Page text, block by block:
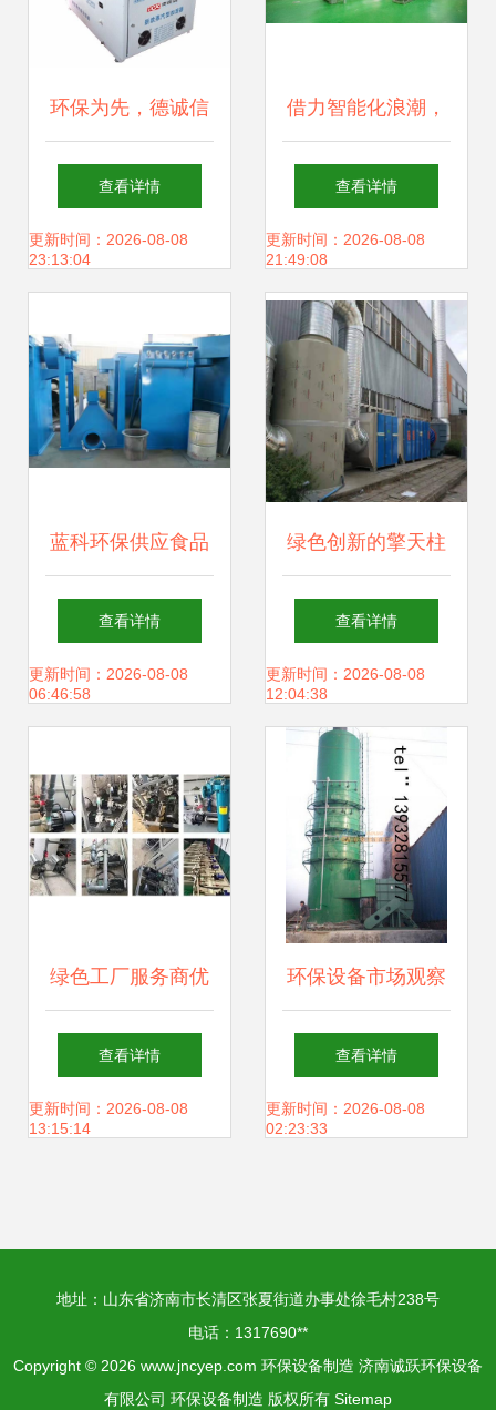
环保为先，德诚信
无尘车间加湿机 品
质与价格兼得的空
查看详情
更新时间：2026-08-08
23:13:04
借力智能化浪潮，
七亿投建酱油生产
基地落成 卡夫亨氏
的中国本土化新布
局
查看详情
更新时间：2026-08-08
21:49:08
蓝科环保供应食品
车间脉冲单机布袋
收尘器 吸尘罩袋除
分析
查看详情
更新时间：2026-08-08
06:46:58
绿色创新的擎天柱
浙江温州光氧活性
炭一体机助力环保
新时代
查看详情
更新时间：2026-08-08
12:04:38
绿色工厂服务商优
秀案例展示 美宝环
保的耐腐蚀泵与化
查看详情
更新时间：2026-08-08
13:15:14
环保设备市场观察
锅炉除尘净化塔各
地价格及选购指南
查看详情
更新时间：2026-08-08
02:23:33
地址：山东省济南市长清区张夏街道办事处徐毛村238号
电话：1317690**
Copyright © 2026 www.jncyep.com 环保设备制造 济南诚跃环保设备
有限公司 环保设备制造 版权所有 Sitemap